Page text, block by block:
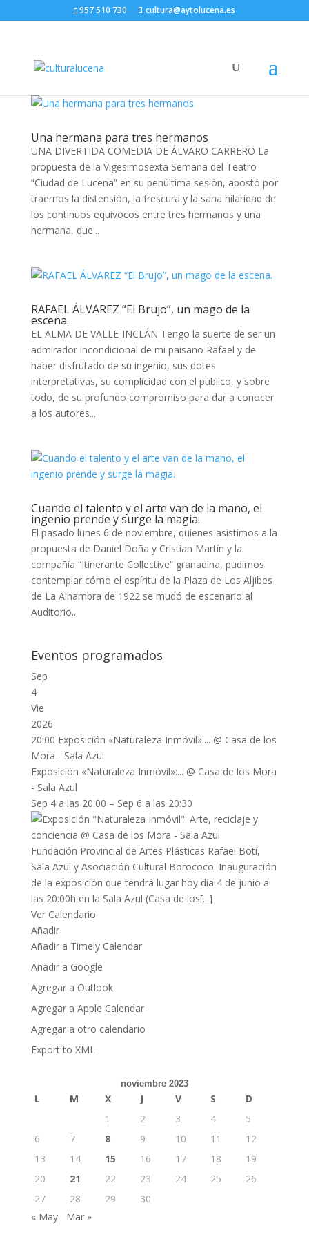
957 510 730 cultura@aytolucena.es
Una hermana para tres hermanos
UNA DIVERTIDA COMEDIA DE ÁLVARO CARRERO La
propuesta de la Vigesimosexta Semana del Teatro
“Ciudad de Lucena” en su penúltima sesión, apostó por
traernos la distensión, la frescura y la sana hilaridad de
los continuos equívocos entre tres hermanos y una
hermana, que...
RAFAEL ÁLVAREZ “El Brujo”, un mago de la
escena.
EL ALMA DE VALLE-INCLÁN Tengo la suerte de ser un
admirador incondicional de mi paisano Rafael y de
haber disfrutado de su ingenio, sus dotes
interpretativas, su complicidad con el público, y sobre
todo, de su profundo compromiso para dar a conocer
a los autores...
Cuando el talento y el arte van de la mano, el
ingenio prende y surge la magia.
El pasado lunes 6 de noviembre, quienes asistimos a la
propuesta de Daniel Doña y Cristian Martín y la
compañía “Itinerante Collective” granadina, pudimos
contemplar cómo el espíritu de la Plaza de Los Aljibes
de La Alhambra de 1922 se mudó de escenario al
Auditorio...
Eventos programados
Sep
4
Vie
2026
20:00 Exposición «Naturaleza Inmóvil»:... @ Casa de los
Mora - Sala Azul
Exposición «Naturaleza Inmóvil»:... @ Casa de los Mora
- Sala Azul
Sep 4 a las 20:00 – Sep 6 a las 20:30
Fundación Provincial de Artes Plásticas Rafael Botí,
Sala Azul y Asociación Cultural Borococo. Inauguración
de la exposición que tendrá lugar hoy día 4 de junio a
las 20:00h en la Sala Azul (Casa de los[...]
Ver Calendario
Añadir
Añadir a Timely Calendar
Añadir a Google
Agregar a Outlook
Agregar a Apple Calendar
Agregar a otro calendario
Export to XML
noviembre 2023
L M X J V S
D
1
2 3 4
5
6
7 8 9 10 11
12
13
14 15 16 17 18
19
20
21 22 23 24 25
26
27
28 29
30
« May
Mar »